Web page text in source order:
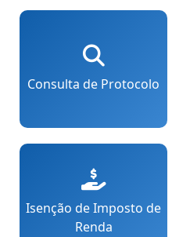
Consulta de Protocolo
Isenção de Imposto de
Renda